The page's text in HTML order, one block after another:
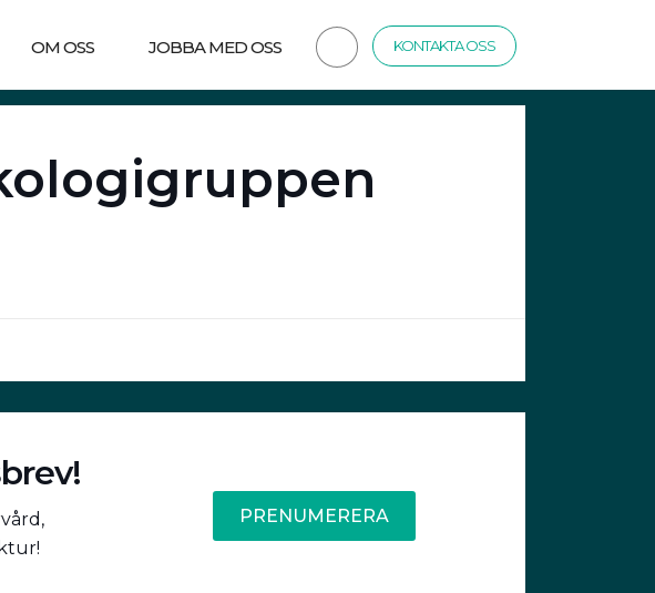
OM OSS JOBBA MED OSS KONTAKTA OSS
PRENUMERERA